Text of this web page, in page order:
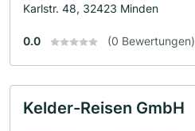
Karlstr. 48, 32423 Minden
0.0 (0 Bewertungen)
Kelder-Reisen GmbH